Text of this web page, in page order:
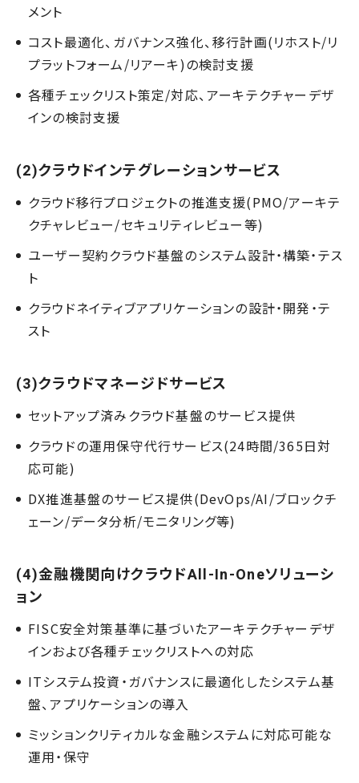
メント
コスト最適化、ガバナンス強化、移行計画(リホスト/リ
プラットフォーム/リアーキ)の検討支援
各種チェックリスト策定/対応、アーキテクチャーデザ
インの検討支援
(2)クラウドインテグレーションサービス
クラウド移行プロジェクトの推進支援(PMO/アーキテ
クチャレビュー/セキュリティレビュー等)
ユーザー契約クラウド基盤のシステム設計・構築・テス
ト
クラウドネイティブアプリケーションの設計・開発・テ
スト
(3)クラウドマネージドサービス
セットアップ済みクラウド基盤のサービス提供
クラウドの運用保守代行サービス(24時間/365日対
応可能)
DX推進基盤のサービス提供(DevOps/AI/ブロックチ
ェーン/データ分析/モニタリング等)
(4)金融機関向けクラウドAll-In-Oneソリューシ
ョン
FISC安全対策基準に基づいたアーキテクチャーデザ
インおよび各種チェックリストへの対応
ITシステム投資・ガバナンスに最適化したシステム基
盤、アプリケーションの導入
ミッションクリティカルな金融システムに対応可能な
運用・保守